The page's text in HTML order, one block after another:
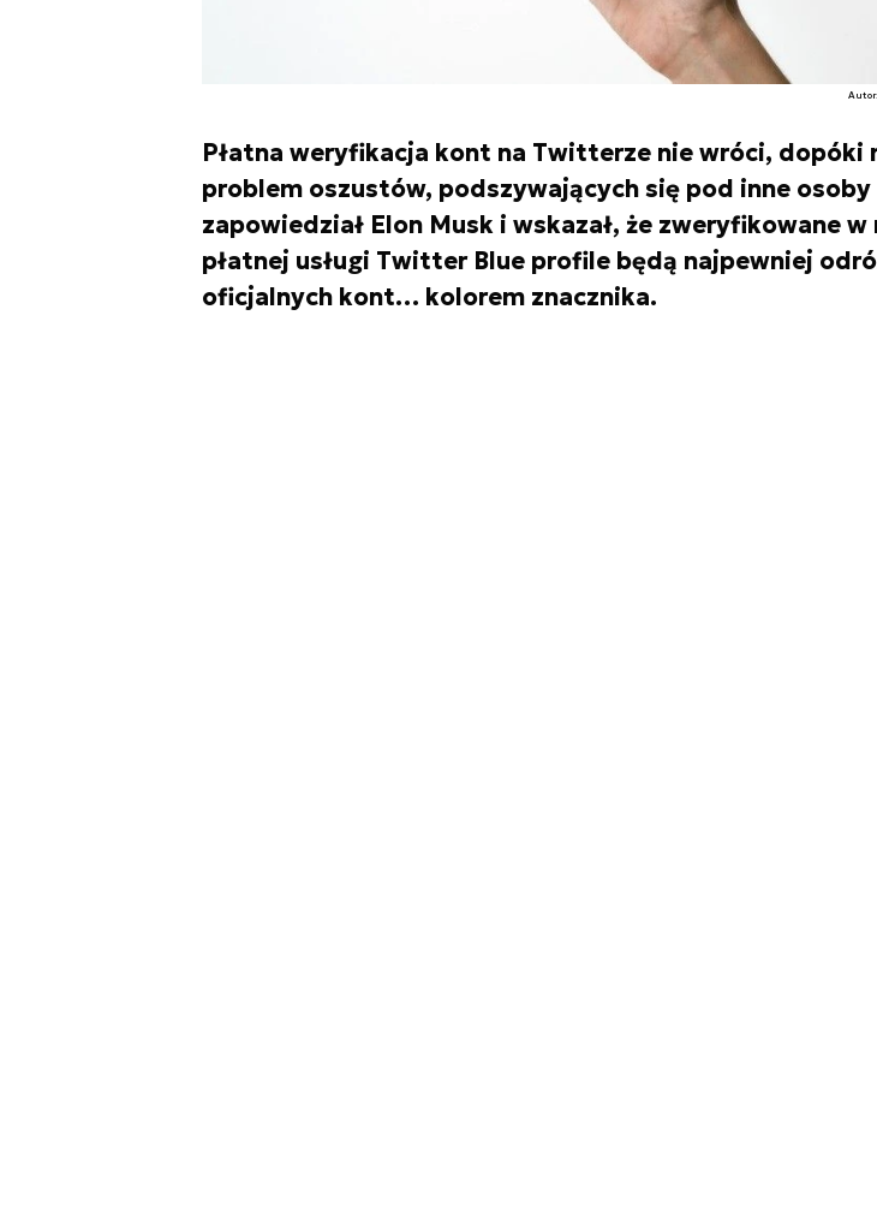
Płatna weryfikacja kont na Twitterze nie wróci, dopóki
problem oszustów, podszywających się pod inne osoby
zapowiedział Elon Musk i wskazał, że zweryfikowane w
płatnej usługi Twitter Blue profile będą najpewniej
oficjalnych kont… kolorem znacznika.